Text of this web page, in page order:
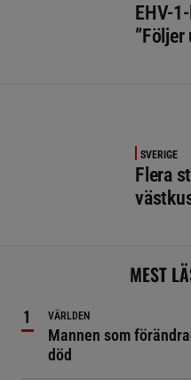
EHV-
”Följer
SVERIGE
Flera
MEST
VÄRLDEN
Mannen som
död